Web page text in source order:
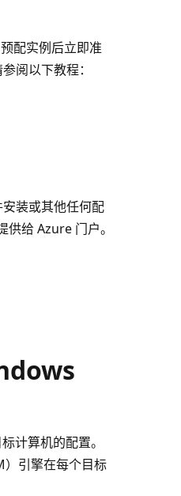
配实例后立即准
阅以下教程：
装或其他任何配
给 Azure 门户。
计算机的配置。
）引擎在每个目标